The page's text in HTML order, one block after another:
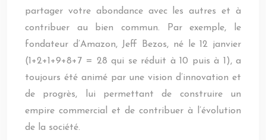
partager votre abondance avec les autres et à
contribuer au bien commun. Par exemple, le
fondateur d’Amazon, Jeff Bezos, né le 12 janvier
(1+2+1+9+8+7 = 28 qui se réduit à 10 puis à 1), a
toujours été animé par une vision d’innovation et
de progrès, lui permettant de construire un
empire commercial et de contribuer à l’évolution
de la société.